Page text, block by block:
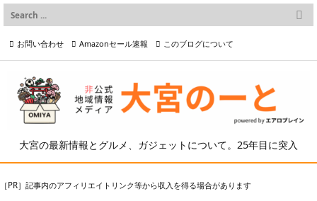
大宮の最新情報とグルメ、ガジェットについて。25年目に突入

メニュー

検索
お問い合わせ Amazonセール速報 このブログについて
プライバシーポリシー等
［PR］記事内のアフィリエイトリンク等から収入を得る場合があります